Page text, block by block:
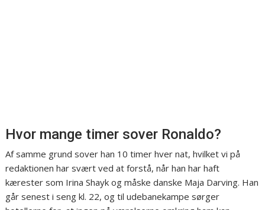
Hvor mange timer sover Ronaldo?
Af samme grund sover han 10 timer hver nat, hvilket vi på
redaktionen har svært ved at forstå, når han har haft
kærester som Irina Shayk og måske danske Maja Darving. Han
går senest i seng kl. 22, og til udebanekampe sørger